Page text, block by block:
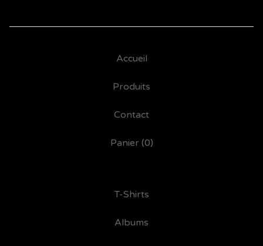
Accueil
Produits
Contact
Panier (0)
T-Shirts
Albums